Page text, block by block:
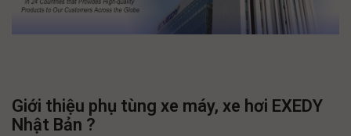
Giới thiệu phụ tùng xe máy, xe hơi EXEDY
Nhật Bản ?